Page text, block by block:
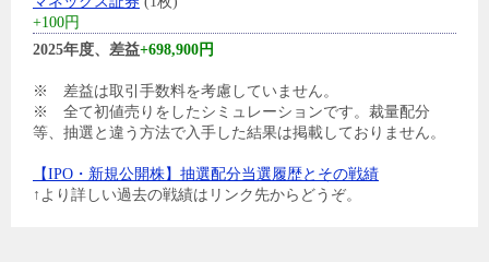
+100円
2025年度、差益+698,900円
※ 差益は取引手数料を考慮していません。
※ 全て初値売りをしたシミュレーションです。裁量配分
等、抽選と違う方法で入手した結果は掲載しておりません。
【IPO・新規公開株】抽選配分当選履歴とその戦績
↑より詳しい過去の戦績はリンク先からどうぞ。